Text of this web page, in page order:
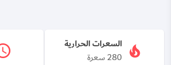
السعرات الحرارية
280 سعرة